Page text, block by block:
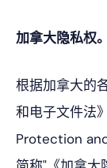
加拿大隐私权
根据加拿大的
和电子文件法
Protection